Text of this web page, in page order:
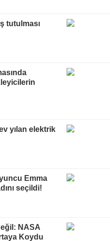
tutulması
yılan elektrik
Emma
seçildi!
NASA
Koydu